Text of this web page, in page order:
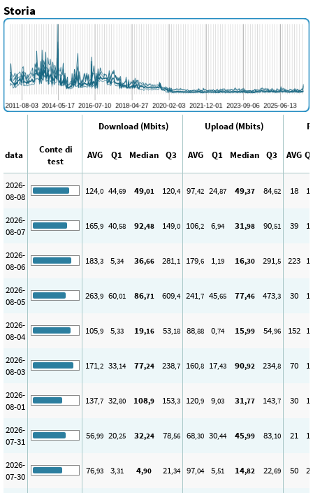
Storia
Download (Mbits) Upload (Mbits)
data
Conte di
test
AVG Q1 Median Q3 AVG Q1 Median Q3 AVG
2026-
08-08
124,0 44,69 49,01 120,4 97,42 24,87 49,37 84,62 18
2026-
08-07
165,9 40,58 92,48 149,0 106,2 6,94 31,98 90,51 39
2026-
08-06
183,3 5,34 36,66 281,1 179,6 1,19 16,30 291,5 223
2026-
08-05
263,9 60,01 86,71 609,4 241,7 45,65 77,46 473,3 30
2026-
08-04
105,9 5,33 19,16 53,18 88,88 0,74 15,99 54,96 152
2026-
08-03
171,2 33,14 77,24 238,7 160,8 17,43 90,92 234,8 70
2026-
08-01
137,7 32,80 108,9 153,3 120,9 9,03 31,77 143,7 30
2026-
07-31
56,99 20,25 32,24 78,56 68,30 30,44 45,99 83,10 21
2026-
07-30
76,93 3,31 4,90 21,34 97,04 5,51 14,82 22,69 50